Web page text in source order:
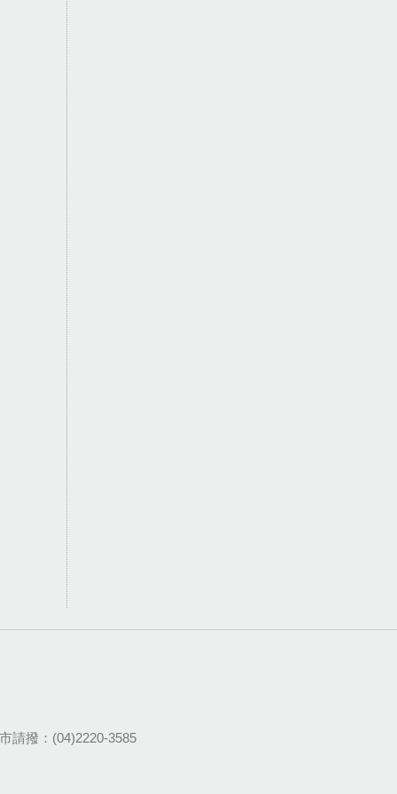
請撥：(04)2220-3585